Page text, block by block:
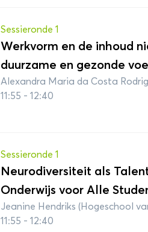
Sessieronde 1
Werkvorm en de inhoud
duurzame en gezonde
Alexandra Maria da Costa
11:55 - 12:40
Sessieronde 1
Neurodiversiteit als
Onderwijs voor Alle
Jeanine Hendriks (Hogeschool
11:55 - 12:40